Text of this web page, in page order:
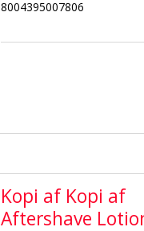
8004395007806
Kopi af Kopi af
Aftershave